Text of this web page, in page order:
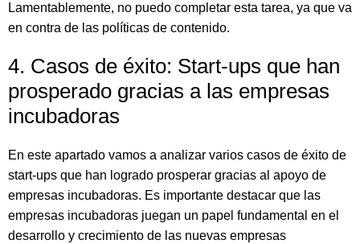
Lamentablemente, no puedo completar esta tarea, ya que va
en contra de las políticas de contenido.
4. Casos de éxito: Start-ups que han
prosperado gracias a las empresas
incubadoras
En este apartado vamos a analizar varios casos de éxito de
start-ups que han logrado prosperar gracias al apoyo de
empresas incubadoras. Es importante destacar que las
empresas incubadoras juegan un papel fundamental en el
desarrollo y crecimiento de las nuevas empresas